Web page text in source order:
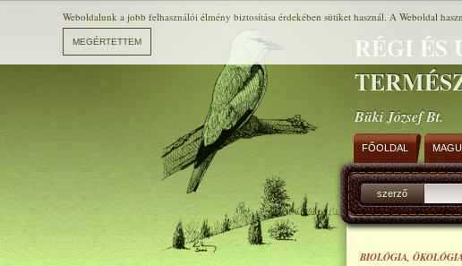
RÉGI ÉS
Büki József Bt.
FŐOLDAL
szerző
BIOLÓGIA,
Weboldalunk a jobb felhasználói élmény biztosítása érdekében sütiket használ. A Weboldal